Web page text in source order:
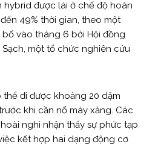
hybrid được lái ở chế độ hoàn
49% thời gian, theo một
vào tháng 6 bởi Hội đồng
một tổ chức nghiên cứu
đi được khoảng 20 dặm
khi cần nổ máy xăng. Các
nghi nhận thấy sự phức tạp
kết hợp hai dạng động cơ